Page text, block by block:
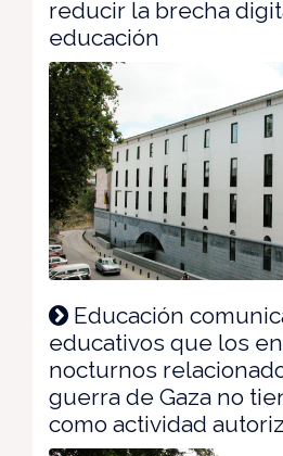
reducir la brecha
educación
Educación
educativos que los
nocturnos
guerra de Gaza no
como actividad